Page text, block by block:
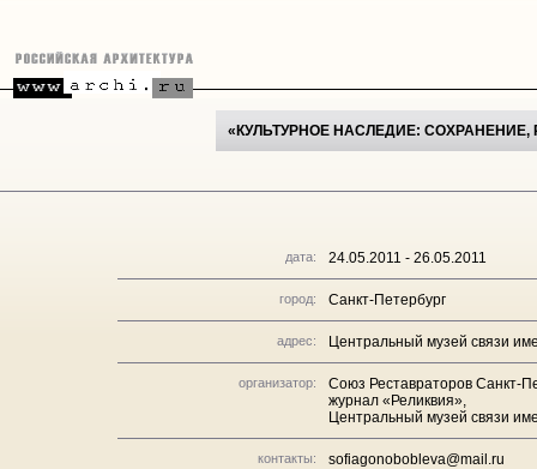
«КУЛЬТУРНОЕ НАСЛЕДИЕ: СОХРАНЕНИЕ,
дата: 24.05.2011 - 26.05.2011
город: Санкт-Петербург
адрес: Центральный музей связи
организатор:
Союз Реставраторов Санкт-
журнал «Реликвия»,
Центральный музей связи
контакты: sofiagonobobleva@mail.ru